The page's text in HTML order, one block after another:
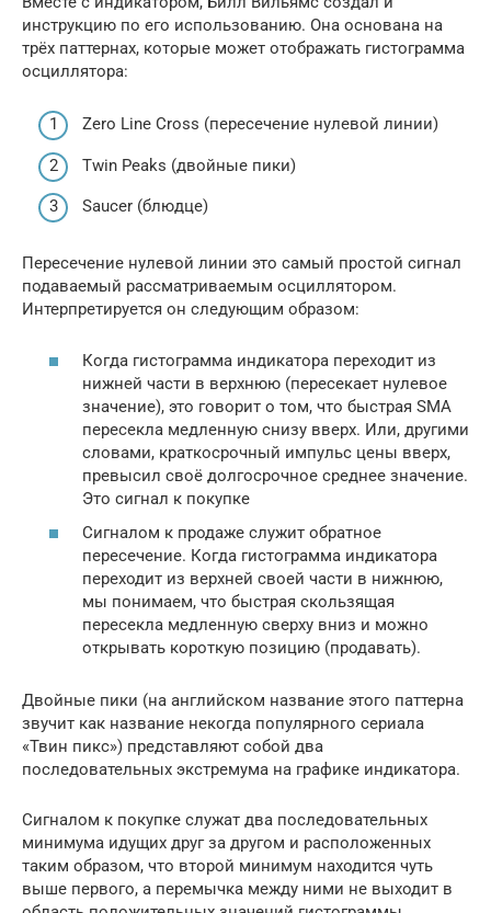
инструкцию по его использованию. Она основана на
трёх паттернах, которые может отображать гистограмма
осциллятора:
Zero Line Cross (пересечение нулевой линии)
Twin Peaks (двойные пики)
Saucer (блюдце)
Пересечение нулевой линии это самый простой сигнал
подаваемый рассматриваемым осциллятором.
Интерпретируется он следующим образом:
Когда гистограмма индикатора переходит из
нижней части в верхнюю (пересекает нулевое
значение), это говорит о том, что быстрая SMA
пересекла медленную снизу вверх. Или, другими
словами, краткосрочный импульс цены вверх,
превысил своё долгосрочное среднее значение.
Это сигнал к покупке
Сигналом к продаже служит обратное
пересечение. Когда гистограмма индикатора
переходит из верхней своей части в нижнюю,
мы понимаем, что быстрая скользящая
пересекла медленную сверху вниз и можно
открывать короткую позицию (продавать).
Двойные пики (на английском название этого паттерна
звучит как название некогда популярного сериала
«Твин пикс») представляют собой два
последовательных экстремума на графике индикатора.
Сигналом к покупке служат два последовательных
минимума идущих друг за другом и расположенных
таким образом, что второй минимум находится чуть
выше первого, а перемычка между ними не выходит в